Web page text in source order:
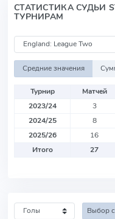
СТАТИСТИКА СУДЬИ
ТУРНИРАМ
Средние значения
Турнир Матчей
2023/24
3
2024/25
8
2025/26
16
Итого
27
Выбор